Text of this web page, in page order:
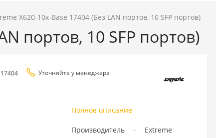
X620-10x-Base 17404 (Без LAN портов, 10 SFP портов)
портов, 10 SFP портов)
Уточняйте у менеджера
Полное описание
Производитель
Extreme